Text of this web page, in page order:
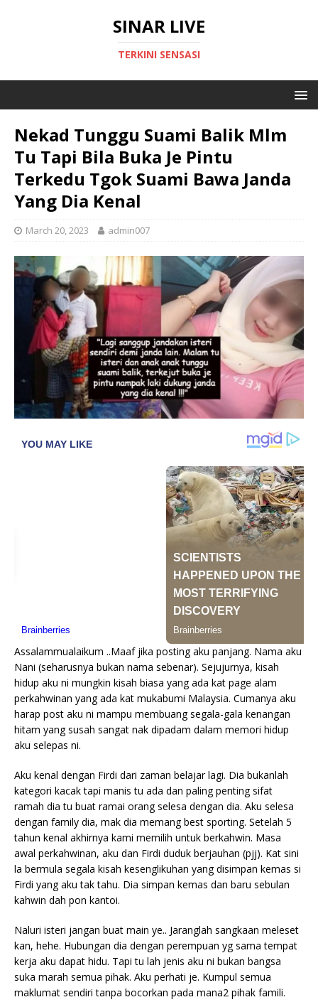
SINAR LIVE
TERKINI SENSASI
Nekad Tunggu Suami Balik Mlm
Tu Tapi Bila Buka Je Pintu
Terkedu Tgok Suami Bawa Janda
Yang Dia Kenal
March 20, 2023 admin007
Assalammualaikum ..Maaf jika posting aku panjang. Nama aku
Nani (seharusnya bukan nama sebenar). Sejujurnya, kisah
hidup aku ni mungkin kisah biasa yang ada kat page alam
perkahwinan yang ada kat mukabumi Malaysia. Cumanya aku
harap post aku ni mampu membuang segala-gala kenangan
hitam yang susah sangat nak dipadam dalam memori hidup
aku selepas ni.
Aku kenal dengan Firdi dari zaman belajar lagi. Dia bukanlah
kategori kacak tapi manis tu ada dan paling penting sifat
ramah dia tu buat ramai orang selesa dengan dia. Aku selesa
dengan family dia, mak dia memang best sporting. Setelah 5
tahun kenal akhirnya kami memilih untuk berkahwin. Masa
awal perkahwinan, aku dan Firdi duduk berjauhan (pjj). Kat sini
la bermula segala kisah kesenglikuhan yang disimpan kemas si
Firdi yang aku tak tahu. Dia simpan kemas dan baru sebulan
kahwin dah pon kantoi.
Naluri isteri jangan buat main ye.. Jaranglah sangkaan meleset
kan, hehe. Hubungan dia dengan perempuan yg sama tempat
kerja aku dapat hidu. Tapi tu lah jenis aku ni bukan bangsa
suka marah semua pihak. Aku perhati je. Kumpul semua
maklumat sendiri tanpa bocorkan pada mana2 pihak famili.